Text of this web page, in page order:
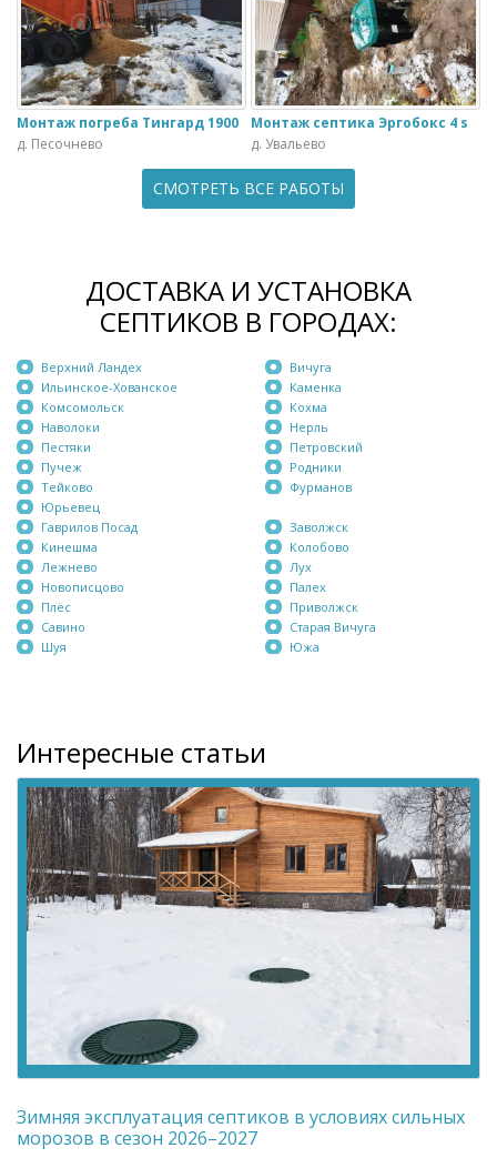
Монтаж погреба Тингард 1900
д. Песочнево
Монтаж септика Эргобокс 4 s
д. Увальево
СМОТРЕТЬ ВСЕ РАБОТЫ
ДОСТАВКА И УСТАНОВКА
СЕПТИКОВ В ГОРОДАХ:
Верхний Ландех
Ильинское-Хованское
Комсомольск
Наволоки
Пестяки
Пучеж
Тейково
Юрьевец
Вичуга
Каменка
Кохма
Нерль
Петровский
Родники
Фурманов
Гаврилов Посад
Кинешма
Лежнево
Новописцово
Плёс
Савино
Шуя
Заволжск
Колобово
Лух
Палех
Приволжск
Старая Вичуга
Южа
Интересные статьи
Зимняя эксплуатация септиков в условиях сильных
морозов в сезон 2026–2027